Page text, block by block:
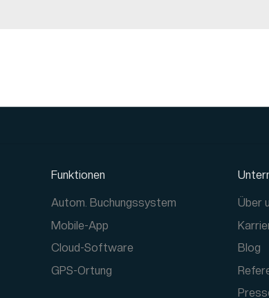
Funktionen
Autom. Buchungssystem
Mobile-App
Cloud-Software
GPS-Ortung
Über
Blog